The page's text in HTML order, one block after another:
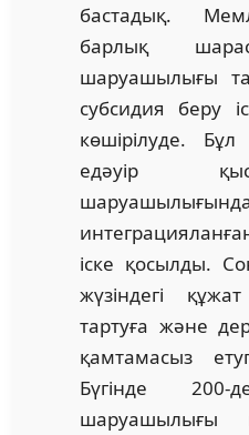
бастадық.
барлық
шаруашылығы
субсидия беру
көшірілуде. Бұл
едәуір
іске қосылды.
жүзіндегі
тартуға және
қамтамасыз
Бүгінде
шаруашылығы